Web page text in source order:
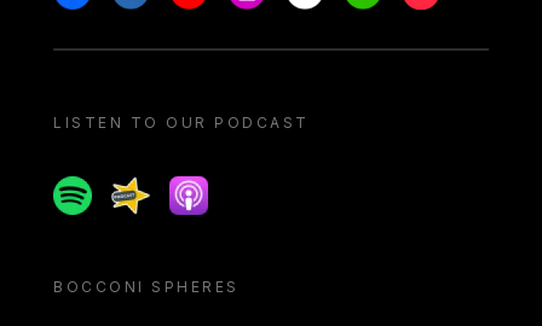
LISTEN TO OUR PODCAST
SpotifySpreakerApple podcast
BOCCONI SPHERES